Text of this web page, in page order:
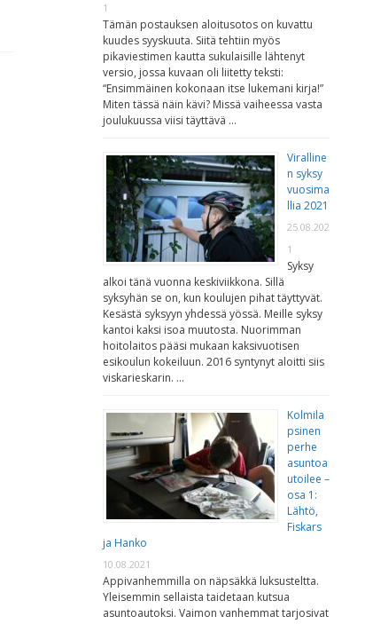
1
Tämän postauksen aloitusotos on kuvattu
kuudes syyskuuta. Siitä tehtiin myös
pikaviestimen kautta sukulaisille lähtenyt
versio, jossa kuvaan oli liitetty teksti:
“Ensimmäinen kokonaan itse lukemani kirja!”
Miten tässä näin kävi? Missä vaiheessa vasta
joulukuussa viisi täyttävä …
Viralline
n syksy
vuosima
llia 2021
25.08.202
1
Syksy
alkoi tänä vuonna keskiviikkona. Sillä
syksyhän se on, kun koulujen pihat täyttyvät.
Kesästä syksyyn yhdessä yössä. Meille syksy
kantoi kaksi isoa muutosta. Nuorimman
hoitolaitos pääsi mukaan kaksivuotisen
esikoulun kokeiluun. 2016 syntynyt aloitti siis
viskarieskarin. …
Kolmila
psinen
perhe
asuntoa
utoilee –
osa 1:
Lähtö,
Fiskars
ja Hanko
10.08.2021
Appivanhemmilla on näpsäkkä luksusteltta.
Yleisemmin sellaista taidetaan kutsua
asuntoautoksi. Vaimon vanhemmat tarjosivat